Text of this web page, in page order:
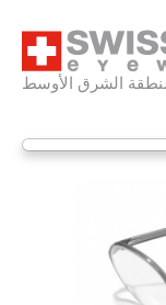
الشرق الأوسط
التشكيلة